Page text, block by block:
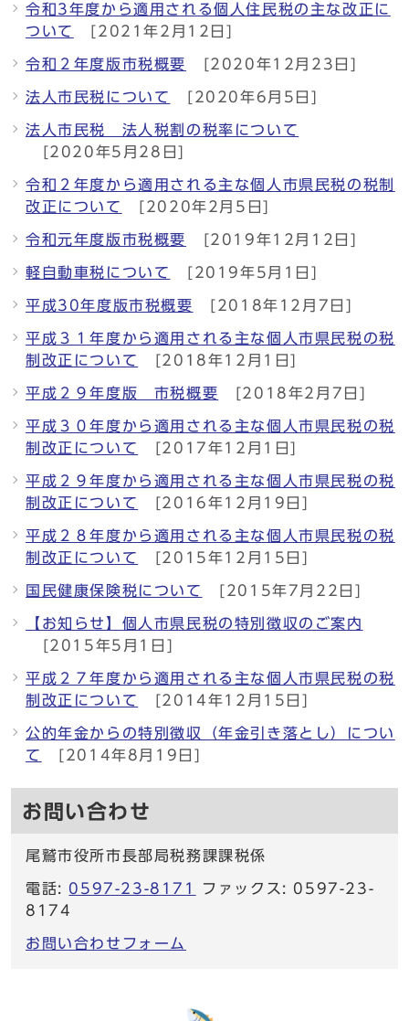
令和3年度から適用される個人住民税の主な改正に
ついて
[2021年2月12日]
令和２年度版市税概要 [2020年12月23日]
法人市民税について [2020年6月5日]
法人市民税 法人税割の税率について
[2020年5月28日]
令和２年度から適用される主な個人市県民税の税制
改正について
[2020年2月5日]
令和元年度版市税概要 [2019年12月12日]
軽自動車税について [2019年5月1日]
平成30年度版市税概要 [2018年12月7日]
平成３１年度から適用される主な個人市県民税の税
制改正について
[2018年12月1日]
平成２９年度版 市税概要 [2018年2月7日]
平成３０年度から適用される主な個人市県民税の税
制改正について
[2017年12月1日]
平成２９年度から適用される主な個人市県民税の税
制改正について
[2016年12月19日]
平成２８年度から適用される主な個人市県民税の税
制改正について
[2015年12月15日]
国民健康保険税について [2015年7月22日]
【お知らせ】個人市県民税の特別徴収のご案内
[2015年5月1日]
平成２７年度から適用される主な個人市県民税の税
制改正について
[2014年12月15日]
公的年金からの特別徴収（年金引き落とし）につい
て
[2014年8月19日]
お問い合わせ
尾鷲市役所市長部局税務課課税係
電話: 0597-23-8171
ファックス: 0597-23-
8174
お問い合わせフォーム